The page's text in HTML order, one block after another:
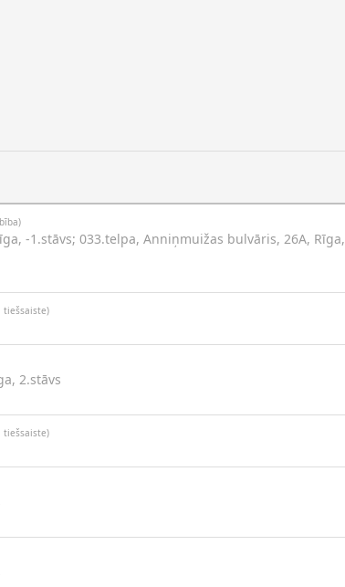
-1.stāvs; 033.telpa, Anniņmuižas bulvāris, 26A, Rīga,
tiešsaiste)
2.stāvs
tiešsaiste)